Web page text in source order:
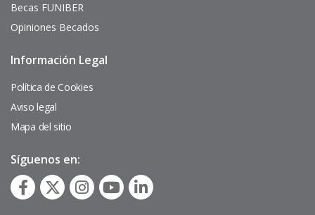
Becas FUNIBER
Opiniones Becados
Pie
página
Información Legal
Política de Cookies
Aviso legal
Mapa del sitio
Síguenos en: